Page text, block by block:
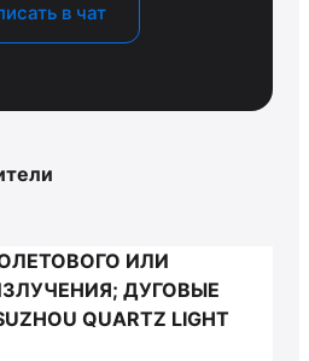
в чат
ИЛИ
ДУГОВЫЕ
QUARTZ LIGHT